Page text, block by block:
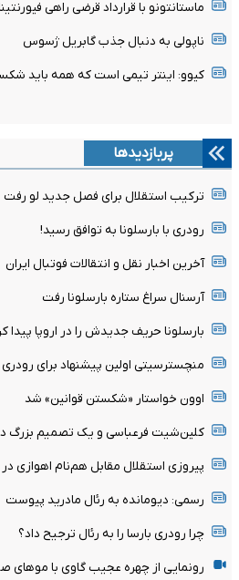
ماستانتونو با قرارداد قرضی راهی
ناپولی به دنبال جذب گابریل ژسوس
کیوو: اینتر تیمی است که همه باید
پربازدیدها
ترکیب استقلال برای فصل جدید لو رفت
رودری با بارسلونا به توافق رسید!
آخرین اخبار نقل و انتقالات فوتبال ایران
آرسنال سراغ ستاره بارسلونا رفت
بارسلونا حریف جدیدش را در اروپا پیدا
منچسترسیتی اولین پیشنهاد برای رودری
اوون خواستار «شکستن قوانین» شد
کلین‌شیت فرعباسی و یک تصمیم بزرگ
پیروزی استقلال مقابل هم‌نام اهوازی در
رسمی: دیومانده به رئال مادرید پیوست
چرا رودری بارسا را به رئال ترجیح داد؟
رونمایی از چهره عجیب گاوی با موهای